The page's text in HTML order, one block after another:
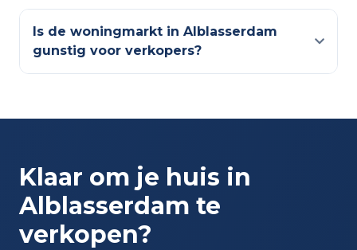
Is de woningmarkt in Alblasserdam
gunstig voor verkopers?
Klaar om je huis in
Alblasserdam te
verkopen?